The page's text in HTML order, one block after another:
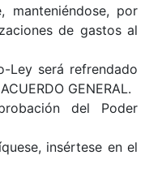
manteniéndose, por
de gastos al
Ley será refrendado
GENERAL.
del Poder
insértese en el